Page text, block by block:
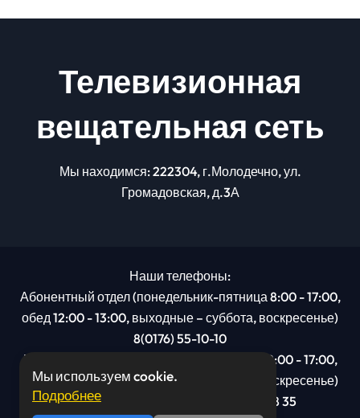
Телевизионная
вещательная сеть
Мы находимся: 222304, г.Молодечно, ул.
Громадовская, д.3А
Наши телефоны:
Абонентный отдел (понедельник-пятница 8:00 - 17:00,
обед 12:00 - 13:00, выходные – суббота, воскресенье)
8(0176) 55-10-10
Рекламный отдел (понедельник-пятница 8:00 - 17:00,
обед 12:00 - 13:00, выходные – суббота, воскресенье)
8(0176): 54 95 80, МТС +375 29 201 78 35
Мы используем cookie.
Подробнее